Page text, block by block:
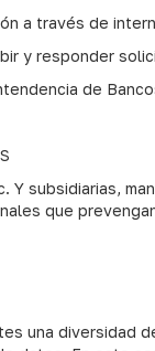
a través de
y responder
de
Y subsidiarias,
que
una diversidad